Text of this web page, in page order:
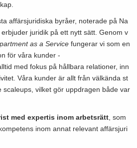
affärsjuridiska byråer, noterade på Na
juridik på ett nytt sätt. Genom v
as a Service fungerar vi som en
för våra kunder -
med fokus på hållbara relationer, inn
Våra kunder är allt från välkända st
scaleups, vilket gör uppdragen både var
med expertis inom arbetsrätt , som
inom annat relevant affärsjuri